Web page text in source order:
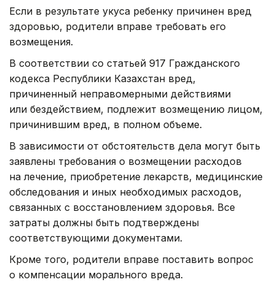
Если в результате укуса ребенку причинен вред
здоровью, родители вправе требовать его
возмещения.
В соответствии со статьей 917 Гражданского
кодекса Республики Казахстан вред,
причиненный неправомерными действиями
или бездействием, подлежит возмещению лицом,
причинившим вред, в полном объеме.
В зависимости от обстоятельств дела могут быть
заявлены требования о возмещении расходов
на лечение, приобретение лекарств, медицинские
обследования и иных необходимых расходов,
связанных с восстановлением здоровья. Все
затраты должны быть подтверждены
соответствующими документами.
Кроме того, родители вправе поставить вопрос
о компенсации морального вреда.